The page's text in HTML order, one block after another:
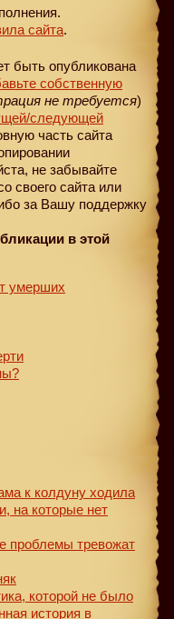
сайта.
быть опубликована
собственную
не требуется)
/следующей
часть сайта
не забывайте
своего сайта или
за Вашу поддержку
в этой
умерших
к колдуну ходила
на которые нет
проблемы тревожат
которой не было
история в